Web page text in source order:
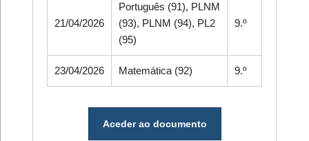
21/04/2026
Português (91), PLNM
(93), PLNM (94), PL2
(95)
9.º
23/04/2026 Matemática (92) 9.º
Aceder ao documento